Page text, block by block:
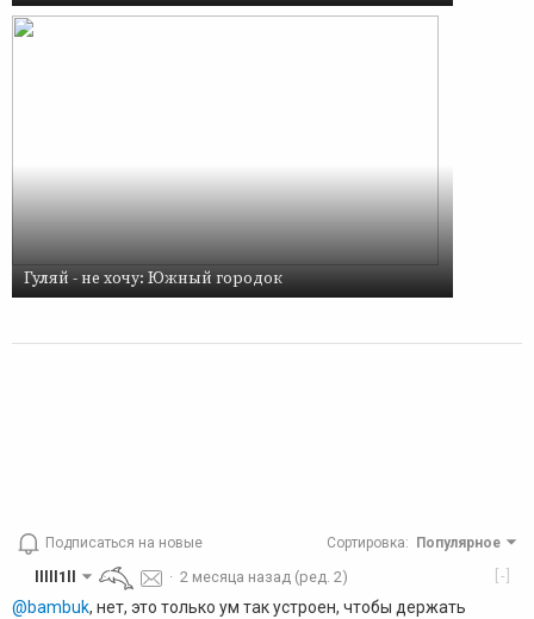
Гуляй - не хочу: Южный городок
Подписаться на новые Сортировка: Популярное
[-]
lllll1ll ·2 месяца назад (ред. 2)
@bambuk, нет, это только ум так устроен, чтобы держать